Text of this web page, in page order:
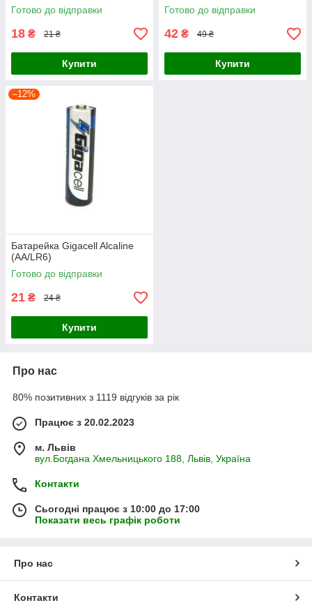
Готово до відправки
18 ₴ 21 ₴
Купити
Готово до відправки
42 ₴ 49 ₴
Купити
–12%
Батарейка Gigacell Alcaline
(AA/LR6)
Готово до відправки
21 ₴ 24 ₴
Купити
Про нас
80% позитивних з 1119 відгуків за рік
Працює з 20.02.2023
м. Львів
вул.Богдана Хмельницького 188, Львів, Україна
Контакти
Сьогодні працює з 10:00 до 17:00
Показати весь графік роботи
Про нас
Контакти